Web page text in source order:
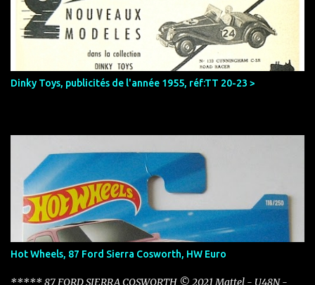
i
r
e
Dinky Toys, publicités de l'année 1955, réf:TT 20-23 >
Hot Wheels, 87 Ford Sierra Cosworth, HW Euro
***** 87 FORD SIERRA COSWORTH © 2021 Mattel - U48N -